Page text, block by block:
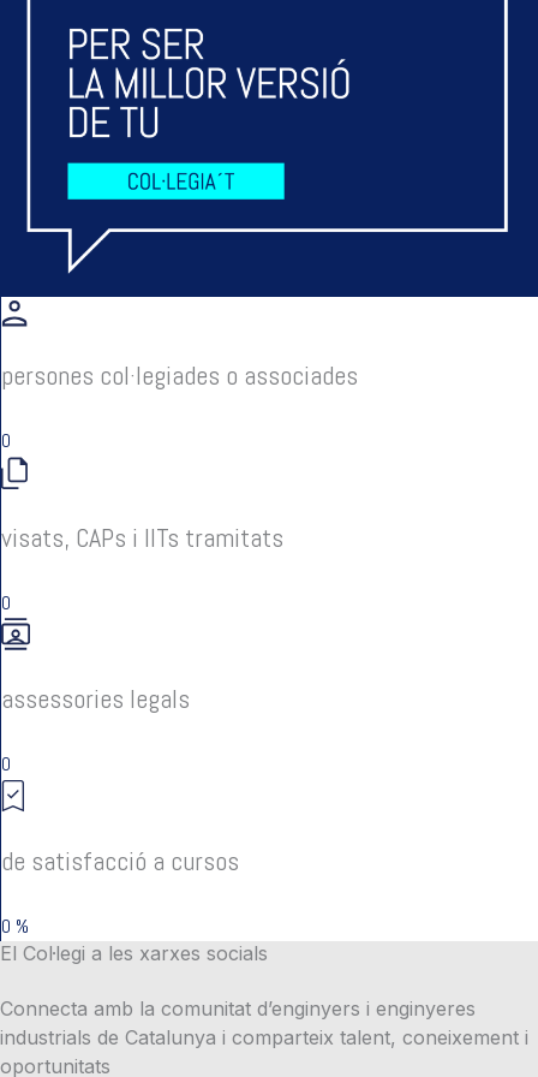
persones col·legiades o associades
0
visats, CAPs i IITs tramitats
0
assessories legals
0
de satisfacció a cursos
0 %
El Col·legi a les xarxes socials
Connecta amb la comunitat d’enginyers i enginyeres
industrials de Catalunya i comparteix talent, coneixement i
oportunitats